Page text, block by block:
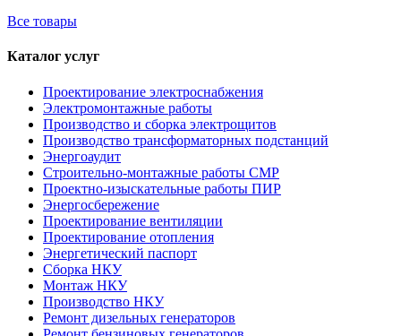
Все товары
Каталог услуг
Проектирование электроснабжения
Электромонтажные работы
Производство и сборка электрощитов
Производство трансформаторных подстанций
Энергоаудит
Строительно-монтажные работы СМР
Проектно-изыскательные работы ПИР
Энергосбережение
Проектирование вентиляции
Проектирование отопления
Энергетический паспорт
Сборка НКУ
Монтаж НКУ
Производство НКУ
Ремонт дизельных генераторов